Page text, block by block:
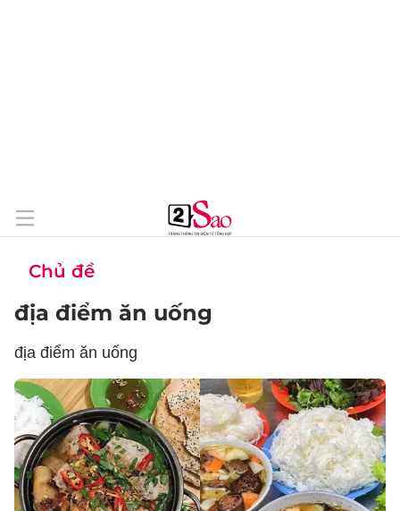
Chủ đề
địa điểm ăn uống
địa điểm ăn uống